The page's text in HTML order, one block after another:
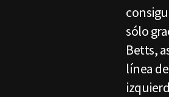
sólo
Betts,
línea